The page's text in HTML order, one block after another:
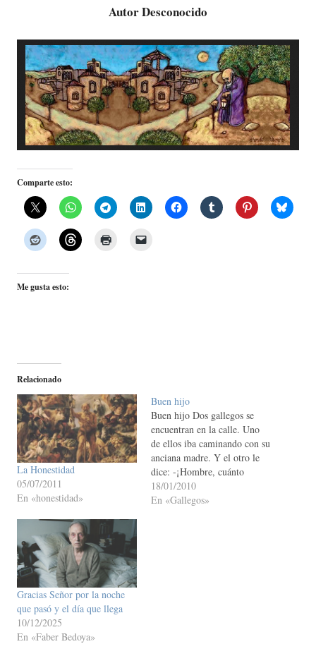
Autor Desconocido
Comparte esto:
Me gusta esto:
Relacionado
La Honestidad
05/07/2011
En «honestidad»
Buen hijo
Buen hijo Dos gallegos se
encuentran en la calle. Uno
de ellos iba caminando con su
anciana madre. Y el otro le
dice: -¡Hombre, cuánto
tiempo! ¿Qué es de tu vida? -
Pues... aquí estoy con mi
18/01/2010
En «Gallegos»
Gracias Señor por la noche
que pasó y el día que llega
10/12/2025
En «Faber Bedoya»